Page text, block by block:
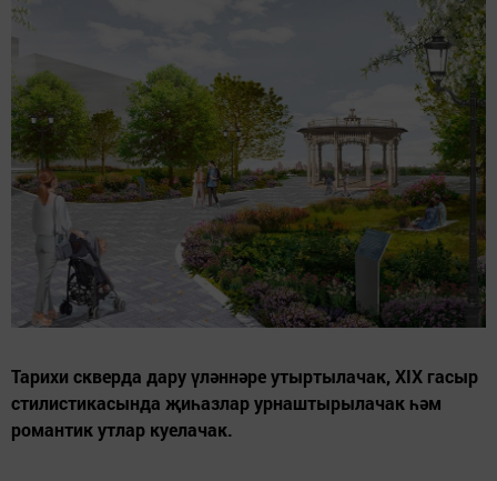
Тарихи скверда дару үләннәре утыртылачак, XIX гасыр
стилистикасында җиһазлар урнаштырылачак һәм
романтик утлар куелачак.